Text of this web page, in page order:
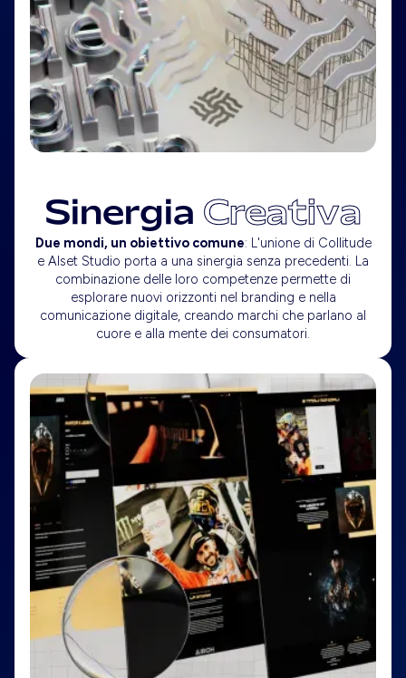
Sinergia Creativa
Due mondi, un obiettivo comune: L'unione di Collitude
e Alset Studio porta a una sinergia senza precedenti. La
combinazione delle loro competenze permette di
esplorare nuovi orizzonti nel branding e nella
comunicazione digitale, creando marchi che parlano al
cuore e alla mente dei consumatori.